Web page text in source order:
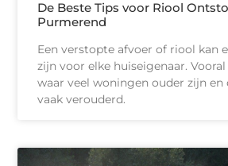
De Beste Tips voor Riool
Purmerend
Een verstopte afvoer of riool kan
zijn voor elke huiseigenaar.
waar veel woningen ouder zijn en
vaak verouderd.